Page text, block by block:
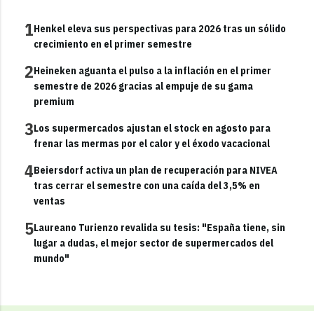
1Henkel eleva sus perspectivas para 2026 tras un sólido
crecimiento en el primer semestre
2Heineken aguanta el pulso a la inflación en el primer
semestre de 2026 gracias al empuje de su gama
premium
3Los supermercados ajustan el stock en agosto para
frenar las mermas por el calor y el éxodo vacacional
4Beiersdorf activa un plan de recuperación para NIVEA
tras cerrar el semestre con una caída del 3,5% en
ventas
5Laureano Turienzo revalida su tesis: "España tiene, sin
lugar a dudas, el mejor sector de supermercados del
mundo"